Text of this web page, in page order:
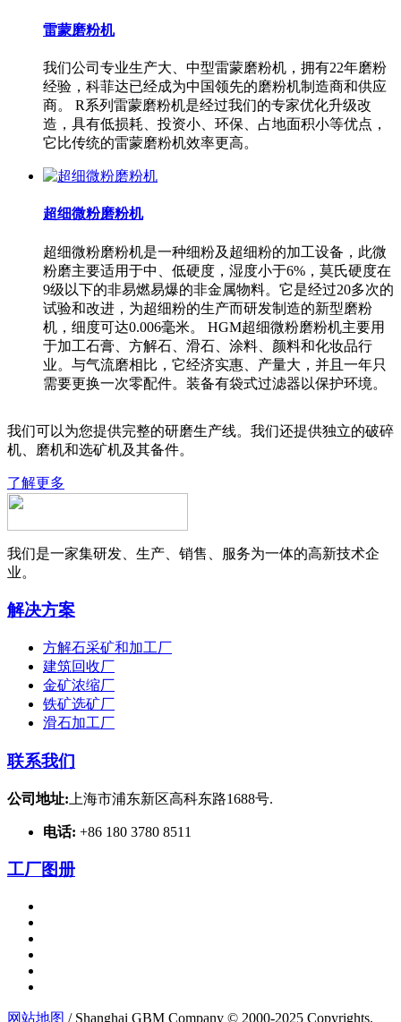
雷蒙磨粉机
我们公司专业生产大、中型雷蒙磨粉机，拥有22年磨粉
经验，科菲达已经成为中国领先的磨粉机制造商和供应
商。 R系列雷蒙磨粉机是经过我们的专家优化升级改
造，具有低损耗、投资小、环保、占地面积小等优点，
它比传统的雷蒙磨粉机效率更高。
超细微粉磨粉机
超细微粉磨粉机是一种细粉及超细粉的加工设备，此微
粉磨主要适用于中、低硬度，湿度小于6%，莫氏硬度在
9级以下的非易燃易爆的非金属物料。它是经过20多次的
试验和改进，为超细粉的生产而研发制造的新型磨粉
机，细度可达0.006毫米。 HGM超细微粉磨粉机主要用
于加工石膏、方解石、滑石、涂料、颜料和化妆品行
业。与气流磨相比，它经济实惠、产量大，并且一年只
需要更换一次零配件。装备有袋式过滤器以保护环境。
我们可以为您提供完整的研磨生产线。我们还提供独立的破碎
机、磨机和选矿机及其备件。
了解更多
我们是一家集研发、生产、销售、服务为一体的高新技术企
业。
解决方案
方解石采矿和加工厂
建筑回收厂
金矿浓缩厂
铁矿选矿厂
滑石加工厂
联系我们
公司地址: 上海市浦东新区高科东路1688号.
电话: +86 180 3780 8511
工厂图册
网站地图 / Shanghai GBM Company © 2000-2025 Copyrights.